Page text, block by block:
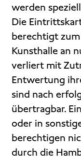
werden
Die
berechtigt
Kunsthalle an
verliert mit
Entwertung
sind nach
übertragbar.
oder in
berechtigen
durch die